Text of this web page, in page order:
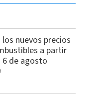
nuevos precios
a partir
6 de agosto